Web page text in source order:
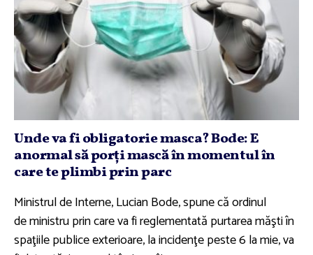
Unde va fi obligatorie masca? Bode: E
anormal să porţi mască în momentul în
care te plimbi prin parc
Ministrul de Interne, Lucian Bode, spune că ordinul
de ministru prin care va fi reglementată purtarea măşti în
spaţiile publice exterioare, la incidenţe peste 6 la mie, va